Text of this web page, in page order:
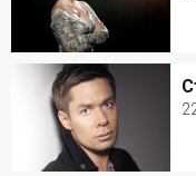
20 Августа 2026
Зеленый театр
Популярная музыка
22 Августа 2026